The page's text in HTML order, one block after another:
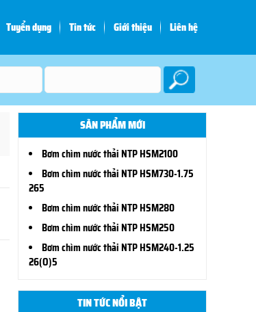
Tuyển dụng Tin tức Giới thiệu Liên hệ
SẢN PHẨM MỚI
Bơm chìm nước thải NTP HSM2100
Bơm chìm nước thải NTP HSM730-1.75
265
Bơm chìm nước thải NTP HSM280
Bơm chìm nước thải NTP HSM250
Bơm chìm nước thải NTP HSM240-1.25
26(O)5
TIN TỨC NỔI BẬT